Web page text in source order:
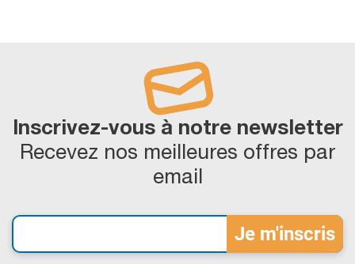
Inscrivez-vous à notre newsletter
Recevez nos meilleures offres par
email